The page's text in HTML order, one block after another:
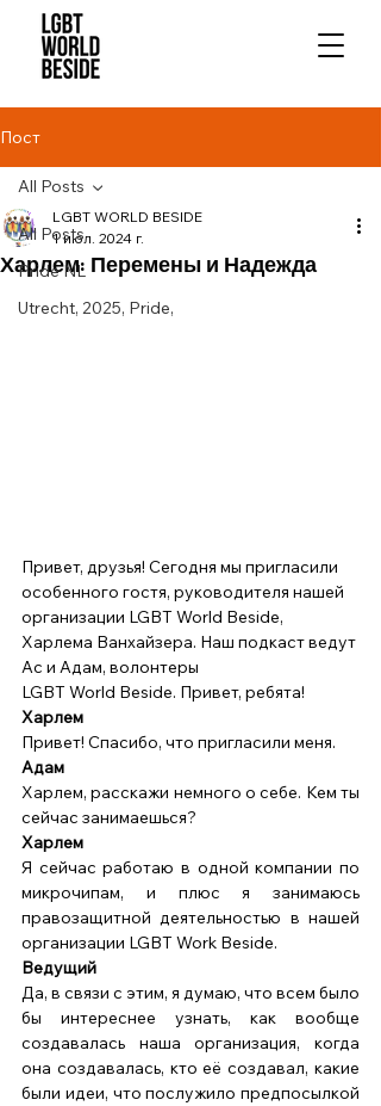
Пост
All Posts
Pride NL
Utrecht, 2025, Pride,
All Posts
Харлем: Перемены и Надежда
LGBT WORLD BESIDE
1 июл. 2024 г.
Привет, друзья! Сегодня мы пригласили
особенного гостя, руководителя нашей
организации LGBT World Beside,
Харлема Ванхайзера. Наш подкаст ведут
Ас и Адам, волонтеры
LGBT World Beside. Привет, ребята!
Харлем
Привет! Спасибо, что пригласили меня.
Адам
Харлем, расскажи немного о себе. Кем ты
сейчас занимаешься?
Харлем
Я сейчас работаю в одной компании по
микрочипам, и плюс я занимаюсь
правозащитной деятельностью в нашей
организации LGBT Work Beside.
Ведущий
Да, в связи с этим, я думаю, что всем было
бы интереснее узнать, как вообще
создавалась наша организация, когда
она создавалась, кто её создавал, какие
были идеи, что послужило предпосылкой